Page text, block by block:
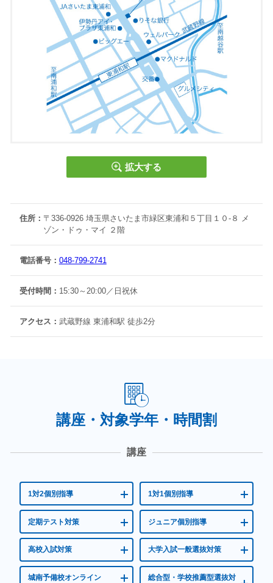
高校入試第一志望合格率 100％ 達成！
★★ 定期テスト向上実績 ★★
国語：95点・84点・83点
数学：92点・91点・81点・81点
社会：98点・
91点・89点・83点・82点
／社会：最大34点UP ／ 理科：最大24点UP
合計：438点・428点・416点／合計点：最大54点UP
【りんご塾について】
りんご塾東浦和校も併設しております。
思考力・問題解決力を楽しく伸ばします！
「このままで大丈夫かな…」と少しでも感じている方へ
今からでも遅くありません。
・何から始めればいいかわからない
・勉強しているのに伸びない
・志望校に届くか不安
そんな悩みを一つひとつ整理します。
拡大する
住所： 〒336-0926 埼玉県さいたま市緑区東浦和５丁目１０-８ メ
ゾン・ドゥ・マイ ２階
電話番号： 048-799-2741
受付時間： 15:30～20:00／日祝休
アクセス： 武蔵野線 東浦和駅 徒歩2分
講座・対象学年・時間割
講座
1対2個別指導 1対1個別指導
定期テスト対策 ジュニア個別指導
高校入試対策 大学入試一般選抜対策
城南予備校オンライン
総合型・学校推薦型選抜対